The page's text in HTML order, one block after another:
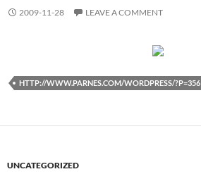
2009-11-28 LEAVE A COMMENT
HTTP://WWW.PARNES.COM/WORDPRESS/?P=356
UNCATEGORIZED